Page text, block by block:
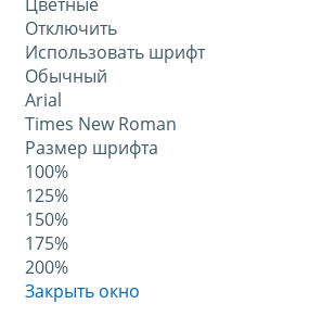
Отключить
Использовать шрифт
Обычный
Arial
Times New Roman
Размер шрифта
100%
125%
150%
175%
200%
Закрыть окно